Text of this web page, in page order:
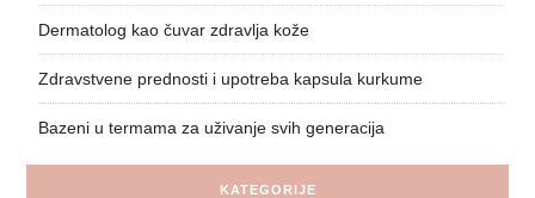
Dermatolog kao čuvar zdravlja kože
Zdravstvene prednosti i upotreba kapsula kurkume
Bazeni u termama za uživanje svih generacija
KATEGORIJE